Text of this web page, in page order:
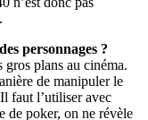
personnages ?
gros plans au cinéma.
de manipuler le
faut lʼutiliser avec
de poker, on ne révèle